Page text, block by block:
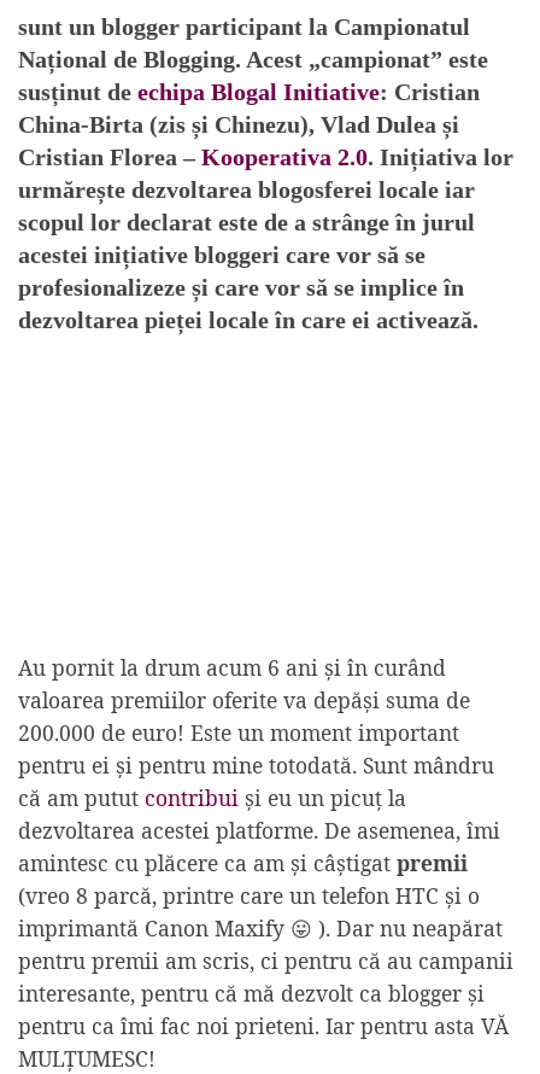
sunt un blogger participant la Campionatul
Național de Blogging. Acest „campionat” este
susținut de echipa Blogal Initiative: Cristian
China-Birta (zis și Chinezu), Vlad Dulea și
Cristian Florea –Kooperativa 2.0. Inițiativa lor
urmărește dezvoltarea blogosferei locale iar
scopul lor declarat este de a strânge în jurul
acestei inițiative bloggeri care vor să se
profesionalizeze și care vor să se implice în
dezvoltarea pieței locale în care ei activează.
Au pornit la drum acum 6 ani și în curând
valoarea premiilor oferite va depăși suma de
200.000 de euro! Este un moment important
pentru ei și pentru mine totodată. Sunt mândru
că am putut contribui și eu un picuț la
dezvoltarea acestei platforme. De asemenea, îmi
amintesc cu plăcere ca am și câștigat premii
(vreo 8 parcă, printre care un telefon HTC și o
imprimantă Canon Maxify 😛 ). Dar nu neapărat
pentru premii am scris, ci pentru că au campanii
interesante, pentru că mă dezvolt ca blogger și
pentru ca îmi fac noi prieteni. Iar pentru asta VĂ
MULȚUMESC!